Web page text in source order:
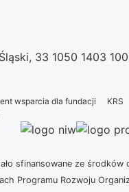
33 1050 1403
KRS
sfinansowane ze środków
Programu Rozwoju